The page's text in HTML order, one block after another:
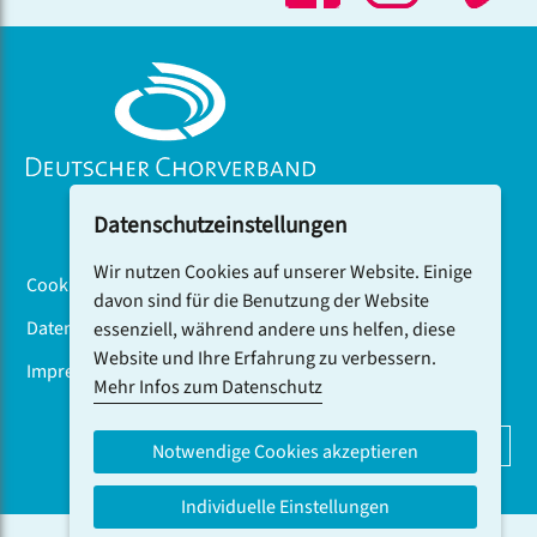
zu einem homogenen Ganzen.
Cookiebanner
Datenschutz
Impressum
DCV-NEWSLETTER ABONNIEREN
Datenschutzeinstellungen
Wir nutzen Cookies auf unserer Website. Einige
davon sind für die Benutzung der Website
essenziell, während andere uns helfen, diese
Website und Ihre Erfahrung zu verbessern.
Mehr Infos zum Datenschutz
Notwendige Cookies akzeptieren
Individuelle Einstellungen